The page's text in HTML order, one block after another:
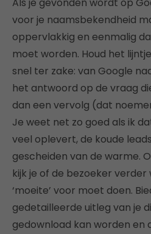
voor je naamsbekendheid
oppervlakkig en eenmalig
moet worden. Houd het
snel ter zake: van Google
het antwoord op de vraag
dan een vervolg (dat
Je weet net zo goed als ik
veel oplevert, de koude
gescheiden van de warme.
kijk je of de bezoeker verder
‘moeite’ voor moet doen.
gedetailleerde uitleg van je
gedownload kan worden en